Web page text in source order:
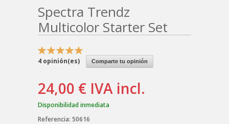
Spectra Trendz
Multicolor Starter Set
4 opinión(es) Comparte tu opinión
24,00 € IVA incl.
Disponibilidad inmediata
Referencia: 50616